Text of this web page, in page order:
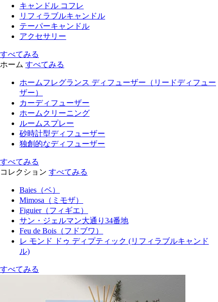
キャンドル コフレ
リフィラブルキャンドル
テーパーキャンドル
アクセサリー
すべてみる
ホーム すべてみる
ホームフレグランス ディフューザー（リードディフュー
ザー）
カーディフューザー
ホームクリーニング
ルームスプレー
砂時計型ディフューザー
独創的なディフューザー
すべてみる
コレクション すべてみる
Baies（ベ）
Mimosa（ミモザ）
Figuier（フィギエ）
サン・ジェルマン大通り34番地
Feu de Bois（フドブワ）
レ モンド ドゥ ディプティック (リフィラブルキャンド
ル)
すべてみる